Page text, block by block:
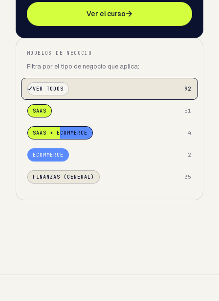
Ver el curso
MODELOS DE NEGOCIO
Filtra por el tipo de negocio que aplica:
VER TODOS 92
SAAS 51
SAAS + ECOMMERCE 4
ECOMMERCE 2
FINANZAS (GENERAL) 35